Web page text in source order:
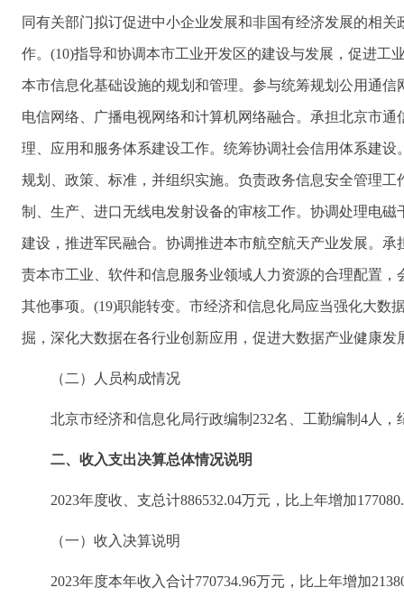
同有关部门拟订促进中小企业发展和非国有经济发展的相
作。(10)指导和协调本市工业开发区的建设与发展，促进工
本市信息化基础设施的规划和管理。参与统筹规划公用通
电信网络、广播电视网络和计算机网络融合。承担北京市
理、应用和服务体系建设工作。统筹协调社会信用体系建
规划、政策、标准，并组织实施。负责政务信息安全管理
制、生产、进口无线电发射设备的审核工作。协调处理电
建设，推进军民融合。协调推进本市航空航天产业发展。
责本市工业、软件和信息服务业领域人力资源的合理配置
其他事项。(19)职能转变。市经济和信息化局应当强化大
掘，深化大数据在各行业创新应用，促进大数据产业健康
（二）人员构成情况
北京市经济和信息化局行政编制232名、工勤编制4人
二、收入支出决算总体情况说明
2023年度收、支总计886532.04万元，比上年增加
（一）收入决算说明
2023年度本年收入合计770734.96万元，比上年增加